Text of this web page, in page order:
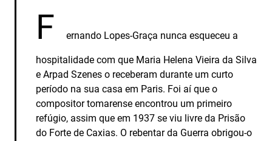
F ernando Lopes-Graça nunca esqueceu a
hospitalidade com que Maria Helena Vieira da Silva
e Arpad Szenes o receberam durante um curto
período na sua casa em Paris. Foi aí que o
compositor tomarense encontrou um primeiro
refúgio, assim que em 1937 se viu livre da Prisão
do Forte de Caxias. O rebentar da Guerra obrigou-o